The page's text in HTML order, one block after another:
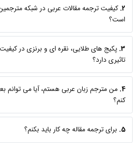
2. کیفیت ترجمه مقالات عربی در شبکه
است؟
3. پکیج های طلایی، نقره ای و برنزی در
تاثیری دارد؟
4. من مترجم زبان عربی هستم، آیا می توانم
کنم؟
5. برای ترجمه مقاله چه کار باید بکنم؟